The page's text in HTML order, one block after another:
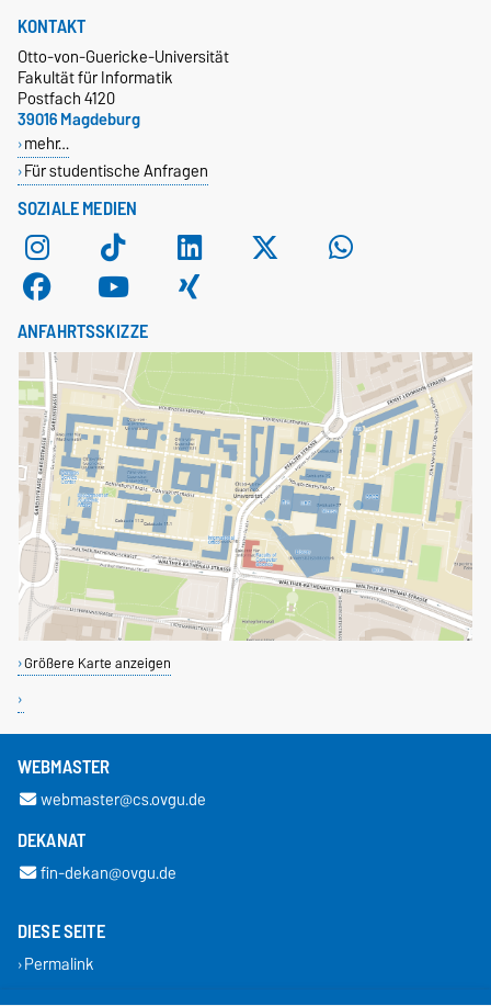
SOZIALE MEDIEN
KONTAKT
Otto-von-Guericke-Universität
Fakultät für Informatik
Postfach 4120
39016 Magdeburg
mehr…
Für studentische Anfragen
ANFAHRTSSKIZZE
Größere Karte anzeigen
WEBMASTER
webmaster@cs.ovgu.de
DEKANAT
fin-dekan@ovgu.de
DIESE SEITE
Permalink